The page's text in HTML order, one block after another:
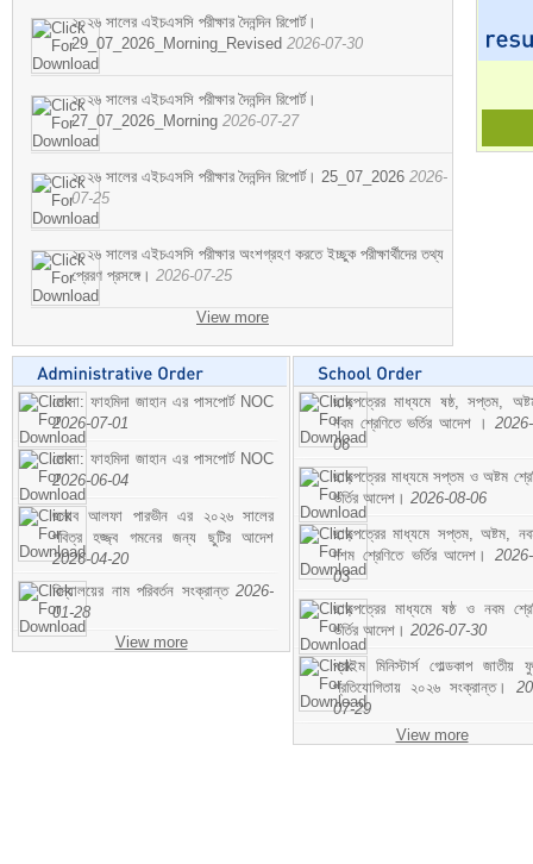
২০২৬ সালের এইচএসসি পরীক্ষার দৈনন্দিন রিপোর্ট।
29_07_2026_Morning_Revised 2026-07-30
২০২৬ সালের এইচএসসি পরীক্ষার দৈনন্দিন রিপোর্ট।
27_07_2026_Morning 2026-07-27
২০২৬ সালের এইচএসসি পরীক্ষার দৈনন্দিন রিপোর্ট। 25_07_2026 2026-
07-25
২০২৬ সালের এইচএসসি পরীক্ষার অংশগ্রহণ করতে ইচ্ছুক পরীক্ষার্থীদের তথ্য
প্রেরণ প্রসঙ্গে। 2026-07-25
View more
মোসা: ফাহমিদা জাহান এর পাসপোর্ট NOC
2026-07-01
মোসা: ফাহমিদা জাহান এর পাসপোর্ট NOC
2026-06-04
জনাব আলফা পারভীন এর ২০২৬ সালের
পবিত্র হজ্জ্ব গমনের জন্য ছুটির আদেশ
2026-04-20
বিদ্যালয়ের নাম পরিবর্তন সংক্রান্ত 2026-
01-28
View more
ছাড়পত্রের মাধ্যমে ষষ্ঠ, সপ্তম,
নবম শ্রেণিতে ভর্তির আদেশ ।
06
ছাড়পত্রের মাধ্যমে সপ্তম ও অষ্টম
ভর্তির আদেশ। 2026-08-06
ছাড়পত্রের মাধ্যমে সপ্তম, অষ্টম,
দশম শ্রেণিতে ভর্তির আদেশ।
03
ছাড়পত্রের মাধ্যমে ষষ্ঠ ও নবম
ভর্তির আদেশ। 2026-07-30
প্রাইম মিনিস্টার্স গোল্ডকাপ জাতীয়
প্রতিযোগিতায় ২০২৬ সংক্রান্ত।
07-29
View more